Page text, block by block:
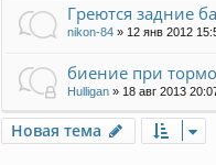
Греются задние
nikon-84 » 12 янв 2012
биение при
Hulligan » 18 авг 2013
Новая тема